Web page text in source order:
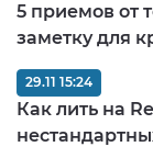
5 приемов от
заметку для
Как лить на
29.11 15:24